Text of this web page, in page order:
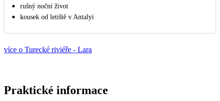
rušný noční život
kousek od letiště v Antalyi
více o Turecké riviéře - Lara
Praktické informace